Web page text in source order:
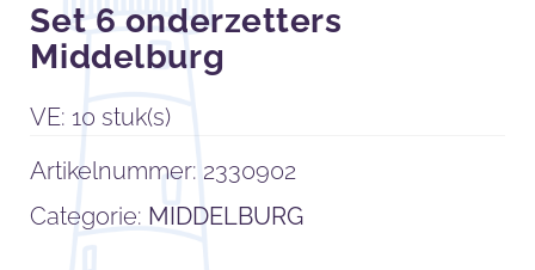
Set 6 onderzetters
Middelburg
VE: 10 stuk(s)
Artikelnummer: 2330902
Categorie: MIDDELBURG